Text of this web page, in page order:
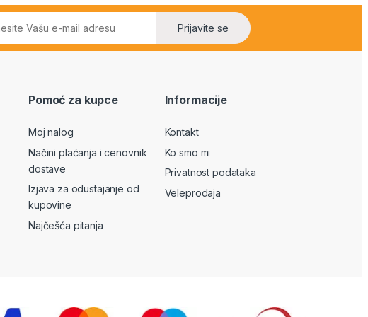
Prijavite se
Pomoć za kupce
Moj nalog
Načini plaćanja i cenovnik
dostave
Izjava za odustajanje od
kupovine
Najčešća pitanja
Informacije
Kontakt
Ko smo mi
Privatnost podataka
Veleprodaja